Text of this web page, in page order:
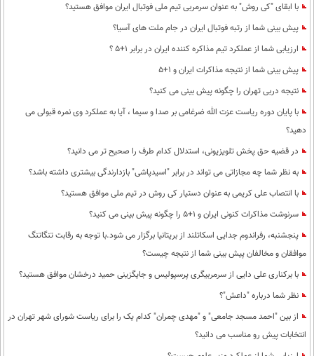
با ابقای "کی روش" به عنوان سرمربی تیم ملی فوتبال ایران موافق هستید؟
پیش بینی شما از رتبه فوتبال ایران در جام ملت های آسیا؟
ارزیابی شما از عملکرد تیم مذاکره کننده ایران در برابر 1+5 ؟
پیش بینی شما از نتیجه مذاکرات ایران و 1+5
نتیجه دربی تهران را چگونه پیش بینی می کنید؟
با پایان دوره ریاست عزت الله ضرغامی بر صدا و سیما ، آیا به عملکرد وی نمره قبولی می
دهید؟
در قضیه حق پخش تلویزیونی، استدلال کدام طرف را صحیح تر می دانید؟
به نظر شما چه مجازاتی می تواند در برابر "اسید‌پاشی" بازدارندگی بیشتری داشته باشد؟
با انتصاب علی کریمی به عنوان دستیار کی روش در تیم ملی موافق هستید؟
سرنوشت مذاکرات کنونی ایران و 1+5 را چگونه پیش بینی می کنید؟
پنجشنبه، رفراندوم جدایی اسکاتلند از بریتانیا برگزار می شود.با توجه به رقابت تنگاتنگ
موافقان و مخالفان پیش بینی شما از نتیجه چیست؟
با برکناری علی دایی از سرمربیگری پرسپولیس و جایگزینی حمید درخشان موافق هستید؟
نظر شما درباره "داعش"؟
از بین "احمد مسجد جامعی" و "مهدی چمران" کدام یک را برای ریاست شورای شهر تهران در
انتخابات پیش رو مناسب می دانید؟